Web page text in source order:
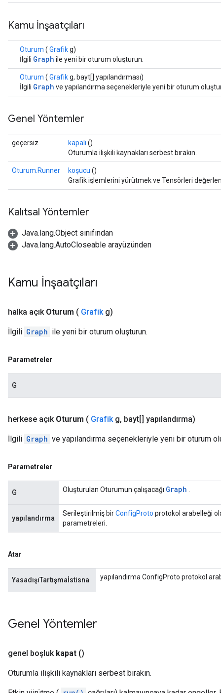
Kamu İnşaatçıları
Oturum ( Grafikg)
İlgili Graph ile yeni bir oturum oluşturun.
Oturum ( Grafikg, bayt[] yapılandırması)
İlgili Graph ve yapılandırma seçenekleriyle yeni bir oturum
Genel Yöntemler
geçersiz kapalı ()
Oturumla ilişkili kaynakları serbest bırakın.
Oturum.Runner koşucu ()
Grafik işlemlerini yürütmek ve Tensörleri
Kalıtsal Yöntemler
Java.lang.Object sınıfından
Java.lang.AutoCloseable arayüzünden
Kamu İnşaatçıları
halka açık Oturum ( Grafikg)
İlgili Graph ile yeni bir oturum oluşturun.
Parametreler
G
herkese açık Oturum ( Grafikg, bayt[] yapılandırma)
İlgili Graph ve yapılandırma seçenekleriyle yeni bir oturum
Parametreler
G Oluşturulan Oturumun çalışacağı Graph
yapılandırma
Serileştirilmiş birConfigProto protokol arabelleği
parametreleri.
Atar
YasadışıTartışmaİstisna yapılandırma ConfigProto protokol
Genel Yöntemler
genel boşluk kapat ()
Oturumla ilişkili kaynakları serbest bırakın.